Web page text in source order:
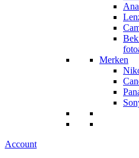
Merken
Account